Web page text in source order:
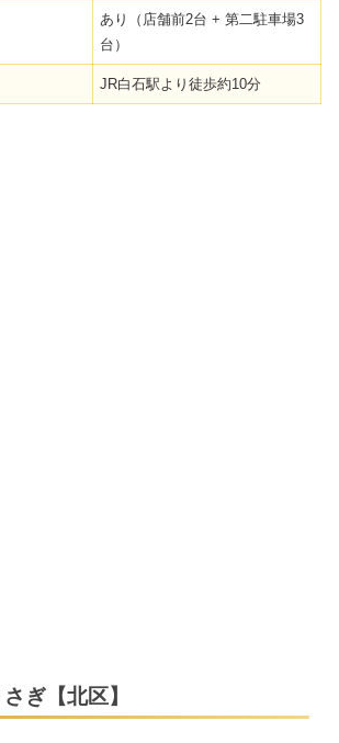
あり（店舗前2台 + 第二駐車場3
台）
JR白石駅より徒歩約10分
ぎ【北区】